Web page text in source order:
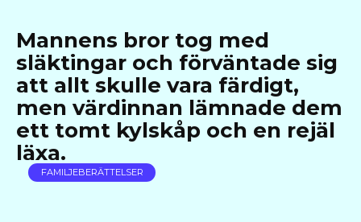
Mannens bror tog med
släktingar och förväntade sig
att allt skulle vara färdigt,
men värdinnan lämnade dem
ett tomt kylskåp och en rejäl
läxa.
FAMILJEBERÄTTELSER